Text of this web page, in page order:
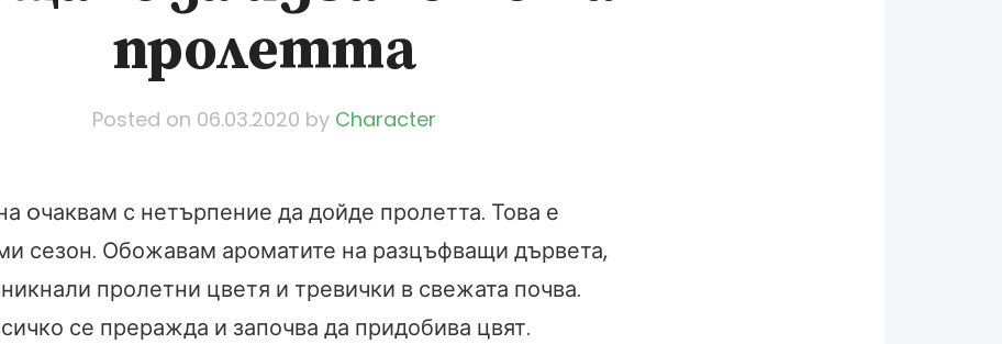
пролетта
Posted on 06.03.2020 by Character
oчаквам с нетърпение да дойде пролетта. Това е
сезон. Обожавам ароматите на разцъфващи дървета,
пролетни цветя и тревички в свежата почва.
се преражда и започва да придобива цвят.